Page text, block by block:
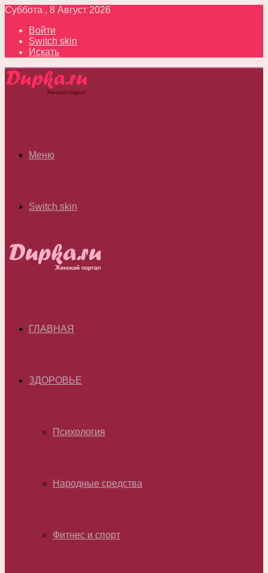
Суббота , 8 Август 2026
Войти
Switch skin
Искать
Меню
Switch skin
ГЛАВНАЯ
ЗДОРОВЬЕ
Психология
Народные средства
Фитнес и спорт